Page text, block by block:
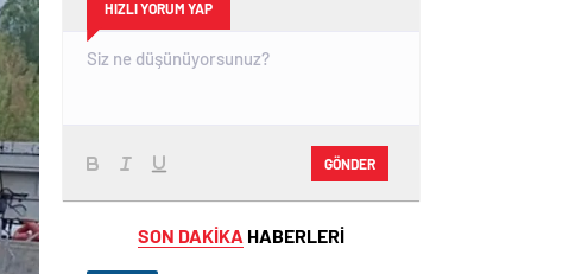
HIZLI YORUM YAP
GÖNDER
SON DAKİKA HABERLERİ